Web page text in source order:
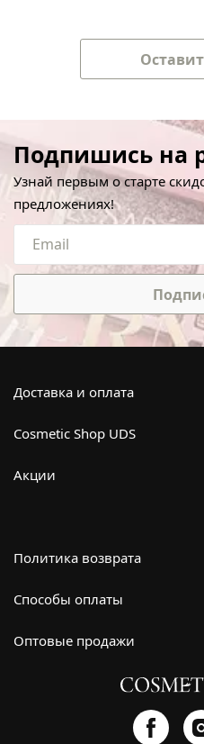
Подпишись на
Узнай первым о старте
предложениях!
Доставка и оплата
Cosmetic Shop UDS
Акции
Политика возврата
Способы оплаты
Оптовые продажи